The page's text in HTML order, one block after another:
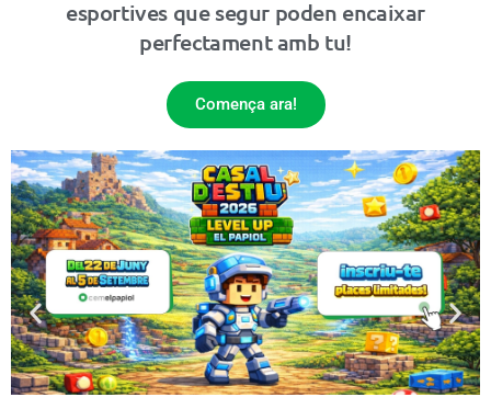
esportives que segur poden encaixar
perfectament amb tu!
Comença ara!